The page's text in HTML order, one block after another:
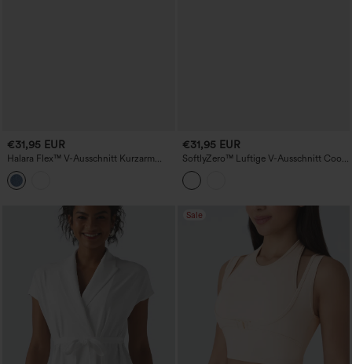
€31,95 EUR
Halara Flex™ V-Ausschnitt Kurzarm
Denim-Casual-T-Shirt
€31,95 EUR
SoftlyZero™ Luftige V-Ausschnitt Cool-
Touch-Freizeitweste
Sale